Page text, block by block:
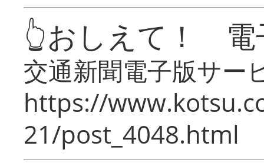
👆おしえて！ 電
交通新聞電子版サー
https://
21/post_4048.html